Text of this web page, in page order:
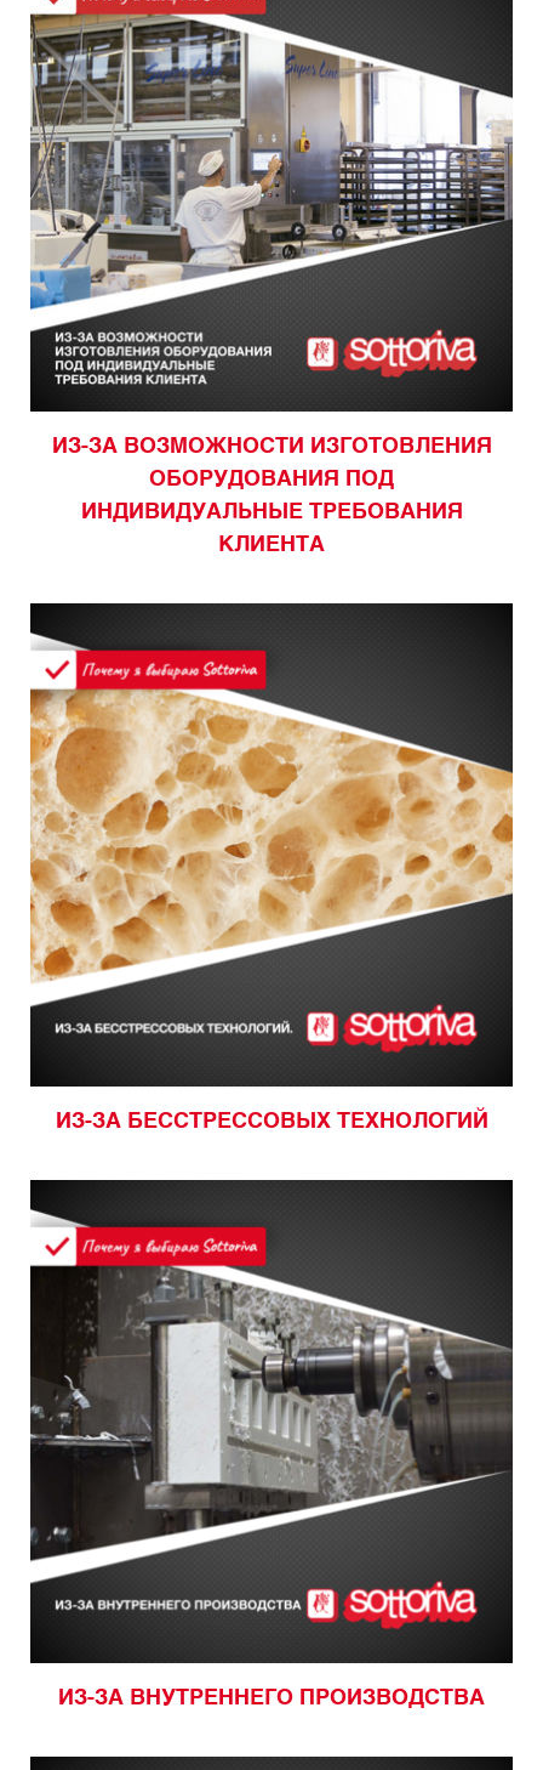
ИЗ-ЗА ВОЗМОЖНОСТИ ИЗГОТОВЛЕНИЯ
ОБОРУДОВАНИЯ ПОД
ИНДИВИДУАЛЬНЫЕ ТРЕБОВАНИЯ
КЛИЕНТА
ИЗ-ЗА БЕССТРЕССОВЫХ ТЕХНОЛОГИЙ
ИЗ-ЗА ВНУТРЕННЕГО ПРОИЗВОДСТВА